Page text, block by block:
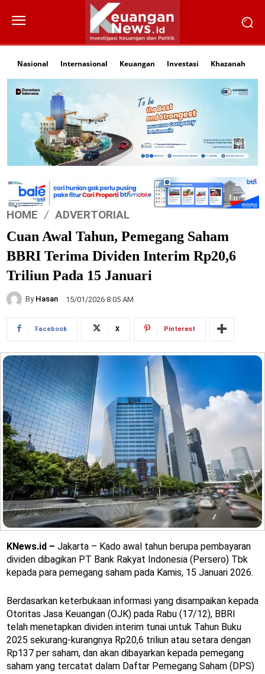
Nasional Internasional Keuangan Investasi Khazanah
HOME ADVERTORIAL
Cuan Awal Tahun, Pemegang Saham
BBRI Terima Dividen Interim Rp20,6
Triliun Pada 15 Januari
By Hasan 15/01/2026 8:05 AM
Facebook X Pinterest
KNews.id – Jakarta – Kado awal tahun berupa pembayaran
dividen dibagikan PT Bank Rakyat Indonesia (Persero) Tbk
kepada para pemegang saham pada Kamis, 15 Januari 2026.
Berdasarkan keterbukaan informasi yang disampaikan kepada
Otoritas Jasa Keuangan (OJK) pada Rabu (17/12), BBRI
telah menetapkan dividen interim tunai untuk Tahun Buku
2025 sekurang-kurangnya Rp20,6 triliun atau setara dengan
Rp137 per saham, dan akan dibayarkan kepada pemegang
saham yang tercatat dalam Daftar Pemegang Saham (DPS)